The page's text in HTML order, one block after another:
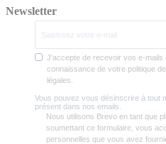
Newsletter
J'accepte de recevoir vos e-mails
connaissance de votre politique
légales.
Vous pouvez vous désinscrire à tout
présent dans nos emails.
Nous utilisons Brevo en tant que
soumettant ce formulaire, vous
personnelles que vous avez